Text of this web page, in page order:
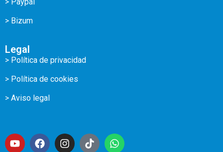
> Bizum
Legal
> Política de privacidad
> Política de cookies
> Aviso legal